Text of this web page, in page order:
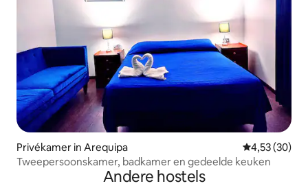
Privékamer in Arequipa Gemiddelde
4,53 (30)
Tweepersoonskamer, badkamer en gedeelde keuken
Andere hostels